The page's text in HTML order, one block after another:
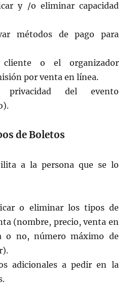
y /o eliminar capacidad
métodos de pago para
o el organizador
por venta en línea.
del evento
de Boletos
a la persona que se lo
o eliminar los tipos de
(nombre, precio, venta en
o no, número máximo de
adicionales a pedir en la